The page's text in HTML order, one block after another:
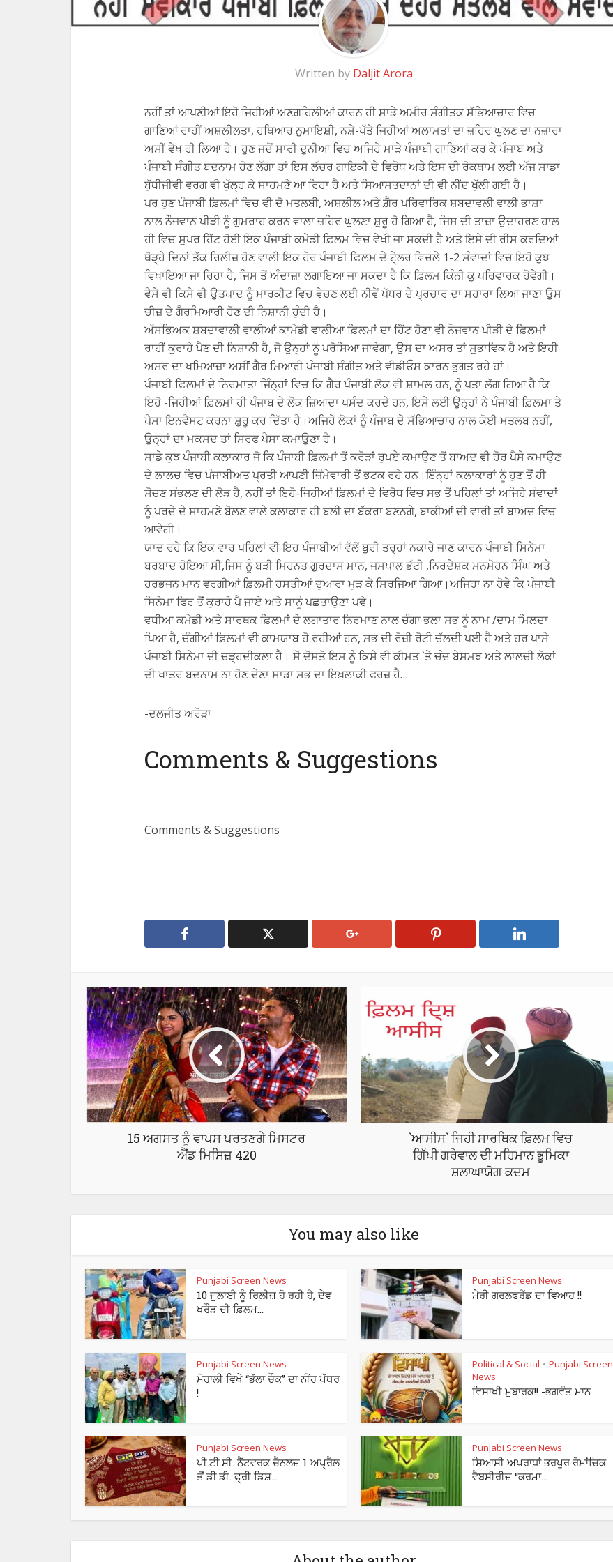
Written by Daljit Arora
ਨਹੀਂ ਤਾਂ ਆਪਣੀਆਂ ਇਹੋ ਜਿਹੀਆਂ ਅਣਗਹਿਲੀਆਂ ਕਾਰਨ ਹੀ ਸਾਡੇ ਅਮੀਰ ਸੰਗੀਤਕ ਸੱਭਿਆਚਾਰ ਵਿਚ
ਗਾਣਿਆਂ ਰਾਹੀਂ ਅਸ਼ਲੀਲਤਾ, ਹਥਿਆਰ ਨੁਮਾਇਸ਼ੀ, ਨਸ਼ੇ-ਪੱਤੇ ਜਿਹੀਆਂ ਅਲਾਮਤਾਂ ਦਾ ਜ਼ਹਿਰ ਘੁਲਣ ਦਾ ਨਜ਼ਾਰਾ
ਅਸੀਂ ਵੇਖ ਹੀ ਲਿਆ ਹੈ। ਹੁਣ ਜਦੋਂ ਸਾਰੀ ਦੁਨੀਆ ਵਿਚ ਅਜਿਹੇ ਮਾੜੇ ਪੰਜਾਬੀ ਗਾਣਿਆਂ ਕਰ ਕੇ ਪੰਜਾਬ ਅਤੇ
ਪੰਜਾਬੀ ਸੰਗੀਤ ਬਦਨਾਮ ਹੋਣ ਲੱਗਾ ਤਾਂ ਇਸ ਲੱਚਰ ਗਾਇਕੀ ਦੇ ਵਿਰੋਧ ਅਤੇ ਇਸ ਦੀ ਰੋਕਥਾਮ ਲਈ ਅੱਜ ਸਾਡਾ
ਬੁੱਧੀਜੀਵੀ ਵਰਗ ਵੀ ਖੁੱਲ੍ਹ ਕੇ ਸਾਹਮਣੇ ਆ ਰਿਹਾ ਹੈ ਅਤੇ ਸਿਆਸਤਦਾਨਾਂ ਦੀ ਵੀ ਨੀਂਦ ਖੁੱਲੀ ਗਈ ਹੈ।
ਪਰ ਹੁਣ ਪੰਜਾਬੀ ਫ਼ਿਲਮਾਂ ਵਿਚ ਵੀ ਦੋ ਮਤਲਬੀ, ਅਸ਼ਲੀਲ ਅਤੇ ਗ਼ੈਰ ਪਰਿਵਾਰਿਕ ਸ਼ਬਦਾਵਲੀ ਵਾਲੀ ਭਾਸ਼ਾ
ਨਾਲ ਨੌਜਵਾਨ ਪੀੜੀ ਨੂੰ ਗੁਮਰਾਹ ਕਰਨ ਵਾਲਾ ਜ਼ਹਿਰ ਘੁਲਣਾ ਸ਼ੁਰੂ ਹੋ ਗਿਆ ਹੈ, ਜਿਸ ਦੀ ਤਾਜ਼ਾ ਉਦਾਹਰਣ ਹਾਲ
ਹੀ ਵਿਚ ਸੁਪਰ ਹਿੱਟ ਹੋਈ ਇਕ ਪੰਜਾਬੀ ਕਮੇਡੀ ਫ਼ਿਲਮ ਵਿਚ ਵੇਖੀ ਜਾ ਸਕਦੀ ਹੈ ਅਤੇ ਇਸੇ ਦੀ ਰੀਸ ਕਰਦਿਆਂ
ਥੋੜ੍ਹੇ ਦਿਨਾਂ ਤੱਕ ਰਿਲੀਜ਼ ਹੋਣ ਵਾਲੀ ਇਕ ਹੋਰ ਪੰਜਾਬੀ ਫ਼ਿਲਮ ਦੇ ਟੇ੍ਲਰ ਵਿਚਲੇ 1-2 ਸੰਵਾਦਾਂ ਵਿਚ ਇਹੋ ਕੁਝ
ਵਿਖਾਇਆ ਜਾ ਰਿਹਾ ਹੈ, ਜਿਸ ਤੋਂ ਅੰਦਾਜ਼ਾ ਲਗਾਇਆ ਜਾ ਸਕਦਾ ਹੈ ਕਿ ਫ਼ਿਲਮ ਕਿੰਨੀ ਕੁ ਪਰਿਵਾਰਕ ਹੋਵੇਗੀ।
ਵੈਸੇ ਵੀ ਕਿਸੇ ਵੀ ਉਤਪਾਦ ਨੂੰ ਮਾਰਕੀਟ ਵਿਚ ਵੇਚਣ ਲਈ ਨੀਵੇਂ ਪੱਧਰ ਦੇ ਪ੍ਰਚਾਰ ਦਾ ਸਹਾਰਾ ਲਿਆ ਜਾਣਾ ਉਸ
ਚੀਜ਼ ਦੇ ਗੈਰਮਿਆਰੀ ਹੋਣ ਦੀ ਨਿਸ਼ਾਨੀ ਹੁੰਦੀ ਹੈ।
ਅੱਸਭਿਅਕ ਸ਼ਬਦਾਵਾਲੀ ਵਾਲੀਆਂ ਕਾਮੇਡੀ ਵਾਲੀਆ ਫ਼ਿਲਮਾਂ ਦਾ ਹਿੱਟ ਹੋਣਾ ਵੀ ਨੌਜਵਾਨ ਪੀੜੀ ਦੇ ਫ਼ਿਲਮਾਂ
ਰਾਹੀਂ ਕੁਰਾਹੇ ਪੈਣ ਦੀ ਨਿਸ਼ਾਨੀ ਹੈ, ਜੋ ਉਨ੍ਹਾਂ ਨੂੰ ਪਰੋਸਿਆ ਜਾਵੇਗਾ, ਉਸ ਦਾ ਅਸਰ ਤਾਂ ਸੁਭਾਵਿਕ ਹੈ ਅਤੇ ਇਹੀ
ਅਸਰ ਦਾ ਖਮਿਆਜ਼ਾ ਅਸੀਂ ਗੈਰ ਮਿਆਰੀ ਪੰਜਾਬੀ ਸੰਗੀਤ ਅਤੇ ਵੀਡੀਓਸ ਕਾਰਨ ਭੁਗਤ ਰਹੇ ਹਾਂ।
ਪੰਜਾਬੀ ਫ਼ਿਲਮਾਂ ਦੇ ਨਿਰਮਾਤਾ ਜਿੰਨ੍ਹਾਂ ਵਿਚ ਕਿ ਗ਼ੈਰ ਪੰਜਾਬੀ ਲੋਕ ਵੀ ਸ਼ਾਮਲ ਹਨ, ਨੂੰ ਪਤਾ ਲੱਗ ਗਿਆ ਹੈ ਕਿ
ਇਹੋ -ਜਿਹੀਆਂ ਫ਼ਿਲਮਾਂ ਹੀ ਪੰਜਾਬ ਦੇ ਲੋਕ ਜ਼ਿਆਦਾ ਪਸੰਦ ਕਰਦੇ ਹਨ, ਇਸੇ ਲਈ ਉਨ੍ਹਾਂ ਨੇ ਪੰਜਾਬੀ ਫ਼ਿਲਮਾ ਤੇ
ਪੈਸਾ ਇਨਵੈਸਟ ਕਰਨਾ ਸ਼ੁਰੂ ਕਰ ਦਿੱਤਾ ਹੈ।ਅਜਿਹੇ ਲੋਕਾਂ ਨੂੰ ਪੰਜਾਬ ਦੇ ਸੱਭਿਆਚਾਰ ਨਾਲ ਕੋਈ ਮਤਲਬ ਨਹੀਂ,
ਉਨ੍ਹਾਂ ਦਾ ਮਕਸਦ ਤਾਂ ਸਿਰਫ ਪੈਸਾ ਕਮਾਉਣਾ ਹੈ।
ਸਾਡੇ ਕੁਝ ਪੰਜਾਬੀ ਕਲਾਕਾਰ ਜੋ ਕਿ ਪੰਜਾਬੀ ਫ਼ਿਲਮਾਂ ਤੋਂ ਕਰੋੜਾਂ ਰੁਪਏ ਕਮਾਉਣ ਤੋਂ ਬਾਅਦ ਵੀ ਹੋਰ ਪੈਸੇ ਕਮਾਉਣ
ਦੇ ਲਾਲਚ ਵਿਚ ਪੰਜਾਬੀਅਤ ਪ੍ਰਤੀ ਆਪਣੀ ਜ਼ਿੰਮੇਵਾਰੀ ਤੋਂ ਭਟਕ ਰਹੇ ਹਨ।ਇੰਨ੍ਹਾਂ ਕਲਾਕਾਰਾਂ ਨੂੰ ਹੁਣ ਤੋਂ ਹੀ
ਸੋਚਣ ਸੰਭਲਣ ਦੀ ਲੋੜ ਹੈ, ਨਹੀਂ ਤਾਂ ਇਹੋ-ਜਿਹੀਆਂ ਫ਼ਿਲਮਾਂ ਦੇ ਵਿਰੋਧ ਵਿਚ ਸਭ ਤੋਂ ਪਹਿਲਾਂ ਤਾਂ ਅਜਿਹੇ ਸੰਵਾਦਾਂ
ਨੂੰ ਪਰਦੇ ਦੇ ਸਾਹਮਣੇ ਬੋਲਣ ਵਾਲੇ ਕਲਾਕਾਰ ਹੀ ਬਲੀ ਦਾ ਬੱਕਰਾ ਬਣਨਗੇ, ਬਾਕੀਆਂ ਦੀ ਵਾਰੀ ਤਾਂ ਬਾਅਦ ਵਿਚ
ਆਵੇਗੀ।
ਯਾਦ ਰਹੇ ਕਿ ਇਕ ਵਾਰ ਪਹਿਲਾਂ ਵੀ ਇਹ ਪੰਜਾਬੀਆਂ ਵੱਲੋਂ ਬੁਰੀ ਤਰ੍ਹਾਂ ਨਕਾਰੇ ਜਾਣ ਕਾਰਨ ਪੰਜਾਬੀ ਸਿਨੇਮਾ
ਬਰਬਾਦ ਹੋਇਆ ਸੀ,ਜਿਸ ਨੂੰ ਬੜੀ ਮਿਹਨਤ ਗੁਰਦਾਸ ਮਾਨ, ਜਸਪਾਲ ਭੱਟੀ ,ਨਿਰਦੇਸ਼ਕ ਮਨਮੋਹਨ ਸਿੰਘ ਅਤੇ
ਹਰਭਜਨ ਮਾਨ ਵਰਗੀਆਂ ਫ਼ਿਲਮੀ ਹਸਤੀਆਂ ਦੁਆਰਾ ਮੁੜ ਕੇ ਸਿਰਜਿਆ ਗਿਆ।ਅਜਿਹਾ ਨਾ ਹੋਵੇ ਕਿ ਪੰਜਾਬੀ
ਸਿਨੇਮਾ ਫਿਰ ਤੋਂ ਕੁਰਾਹੇ ਪੈ ਜਾਏ ਅਤੇ ਸਾਨੂੰ ਪਛਤਾਉਣਾ ਪਵੇ।
ਵਧੀਆ ਕਮੇਡੀ ਅਤੇ ਸਾਰਥਕ ਫ਼ਿਲਮਾਂ ਦੇ ਲਗਾਤਾਰ ਨਿਰਮਾਣ ਨਾਲ ਚੰਗਾ ਭਲਾ ਸਭ ਨੂੰ ਨਾਮ /ਦਾਮ ਮਿਲਦਾ
ਪਿਆ ਹੈ, ਚੰਗੀਆਂ ਫ਼ਿਲਮਾਂ ਵੀ ਕਾਮਯਾਬ ਹੋ ਰਹੀਆਂ ਹਨ, ਸਭ ਦੀ ਰੋਜ਼ੀ ਰੋਟੀ ਚੱਲਦੀ ਪਈ ਹੈ ਅਤੇ ਹਰ ਪਾਸੇ
ਪੰਜਾਬੀ ਸਿਨੇਮਾ ਦੀ ਚੜ੍ਹਦੀਕਲਾ ਹੈ। ਸੋ ਦੋਸਤੋ ਇਸ ਨੂੰ ਕਿਸੇ ਵੀ ਕੀਮਤ `ਤੇ ਚੰਦ ਬੇਸਮਝ ਅਤੇ ਲਾਲਚੀ ਲੋਕਾਂ
ਦੀ ਖਾਤਰ ਬਦਨਾਮ ਨਾ ਹੋਣ ਦੇਣਾ ਸਾਡਾ ਸਭ ਦਾ ਇਖ਼ਲਾਕੀ ਫਰਜ਼ ਹੈ…
-ਦਲਜੀਤ ਅਰੋੜਾ
Comments & Suggestions
Comments & Suggestions
15 ਅਗਸਤ ਨੂੰ ਵਾਪਸ ਪਰਤਣਗੇ ਮਿਸਟਰ
ਐਂਡ ਮਿਸਿਜ਼ 420
`ਆਸੀਸ` ਜਿਹੀ ਸਾਰਥਿਕ ਫ਼ਿਲਮ ਵਿਚ
ਗਿੱਪੀ ਗਰੇਵਾਲ ਦੀ ਮਹਿਮਾਨ ਭੂਮਿਕਾ
ਸ਼ਲਾਘਾਯੋਗ ਕਦਮ
You may also like
Punjabi Screen News
10 ਜੁਲਾਈ ਨੂੰ ਰਿਲੀਜ਼ ਹੋ ਰਹੀ ਹੈ, ਦੇਵ
ਖਰੌੜ ਦੀ ਫ਼ਿਲਮ...
Punjabi Screen News
ਮੇਰੀ ਗਰਲਫਰੈਂਡ ਦਾ ਵਿਆਹ !!
Punjabi Screen News
ਮੋਹਾਲੀ ਵਿਖੇ “ਭੱਲਾ ਚੌਕ” ਦਾ ਨੀਂਹ ਪੱਥਰ
!
Political & Social • Punjabi Screen
News
ਵਿਸਾਖੀ ਮੁਬਾਰਕ!! -ਭਗਵੰਤ ਮਾਨ
Punjabi Screen News
ਪੀ.ਟੀ.ਸੀ. ਨੈੱਟਵਰਕ ਚੈਨਲਜ਼ 1 ਅਪ੍ਰੈਲ
ਤੋਂ ਡੀ.ਡੀ. ਫ੍ਰੀ ਡਿਸ਼...
Punjabi Screen News
ਸਿਆਸੀ ਅਪਰਾਧਾਂ ਭਰਪੂਰ ਰੋਮਾਂਚਿਕ
ਵੈਬਸੀਰੀਜ਼ “ਕਰਮਾ...